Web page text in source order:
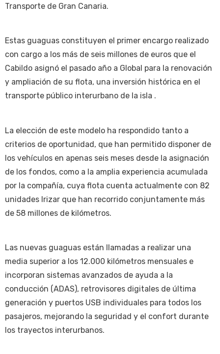
Transporte de Gran Canaria.
Estas guaguas constituyen el primer encargo realizado
con cargo a los más de seis millones de euros que el
Cabildo asignó el pasado año a Global para la renovación
y ampliación de su flota, una inversión histórica en el
transporte público interurbano de la isla .
La elección de este modelo ha respondido tanto a
criterios de oportunidad, que han permitido disponer de
los vehículos en apenas seis meses desde la asignación
de los fondos, como a la amplia experiencia acumulada
por la compañía, cuya flota cuenta actualmente con 82
unidades Irizar que han recorrido conjuntamente más
de 58 millones de kilómetros.
Las nuevas guaguas están llamadas a realizar una
media superior a los 12.000 kilómetros mensuales e
incorporan sistemas avanzados de ayuda a la
conducción (ADAS), retrovisores digitales de última
generación y puertos USB individuales para todos los
pasajeros, mejorando la seguridad y el confort durante
los trayectos interurbanos.